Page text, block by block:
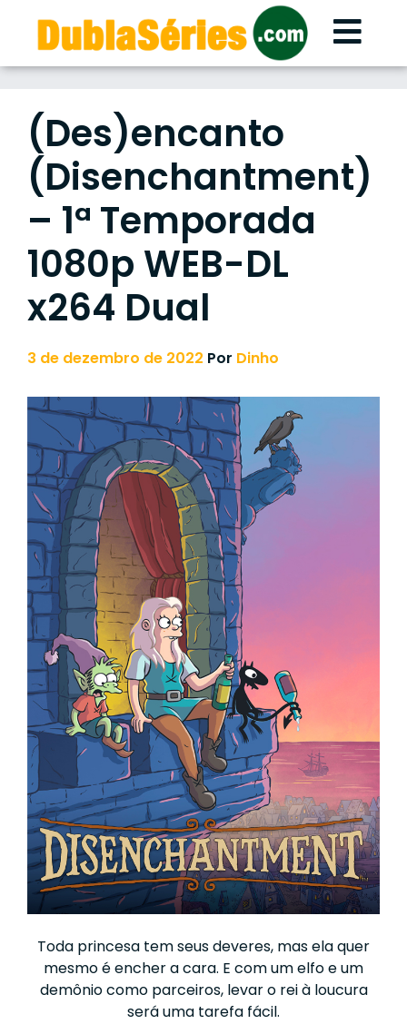
content
(Des)encanto
(Disenchantment)
– 1ª Temporada
1080p WEB-DL
x264 Dual
3 de dezembro de 2022 Por Dinho
Toda princesa tem seus deveres, mas ela quer
mesmo é encher a cara. E com um elfo e um
demônio como parceiros, levar o rei à loucura
será uma tarefa fácil.